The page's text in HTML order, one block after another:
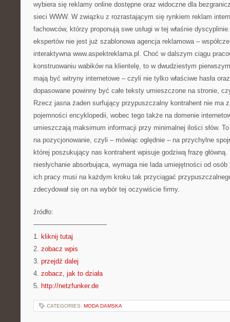
wybiera się reklamy online dostępne oraz widoczne dla
sieci WWW. W związku z rozrastającym się rynkiem reklam
fachowców, którzy proponują swe usługi w tej właśnie
ekspertów nie jest już szablonowa agencja reklamowa –
interaktywna www.aspektreklama.pl. Choć w dalszym ciągu
konstruowaniu wabików na klientelę, to w dwudziestym
mają być witryny internetowe – czyli nie tylko właściwe hasła
dopasowane powinny być całe teksty umieszczone na stronie,
Rzecz jasna żaden surfujący przypuszczalny kontrahent nie ma
pojemności encyklopedii, wobec tego także na domenie
umieszczają maksimum informacji przy minimalnej ilości słów.
na pozycjonowanie, czyli – mówiąc oględnie – na przychylne
której poszukujący nas kontrahent wpisuje godziwą frazę
niesłychanie absorbująca, wymaga nie lada umiejętności od
ich pracy musi na każdym kroku tak przyciągać
zdecydował się on na wybór tej oczywiście firmy.
źródło:
———————————
1. kliknij tutaj
2. zobacz wpis
3. przejdź dalej
4. zobacz, jak to działa
5. http://netzfunker.de
CATEGORIES: MODA DAMSKA